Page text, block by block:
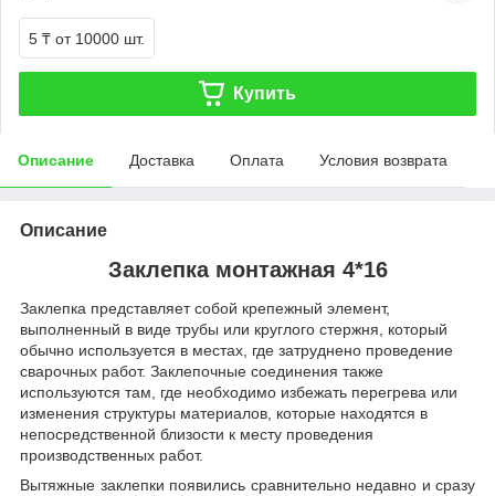
5 ₸ от 10000 шт.
Купить
Описание Доставка Оплата Условия возврата
Описание
Заклепка монтажная 4*16
Заклепка представляет собой крепежный элемент,
выполненный в виде трубы или круглого стержня, который
обычно используется в местах, где затруднено проведение
сварочных работ. Заклепочные соединения также
используются там, где необходимо избежать перегрева или
изменения структуры материалов, которые находятся в
непосредственной близости к месту проведения
производственных работ.
Вытяжные заклепки появились сравнительно недавно и сразу